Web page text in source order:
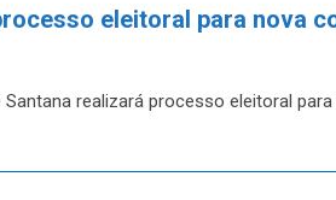
eleitoral para nova
realizará processo eleitoral